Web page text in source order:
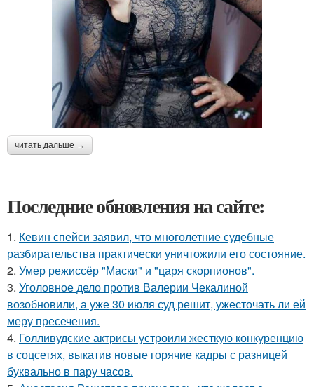
читать дальше →
Последние обновления на сайте:
1. Кевин спейси заявил, что многолетние судебные
разбирательства практически уничтожили его состояние.
2. Умер режиссёр "Маски" и "царя скорпионов".
3. Уголовное дело против Валерии Чекалиной
возобновили, а уже 30 июля суд решит, ужесточать ли ей
меру пресечения.
4. Голливудские актрисы устроили жесткую конкуренцию
в соцсетях, выкатив новые горячие кадры с разницей
буквально в пару часов.